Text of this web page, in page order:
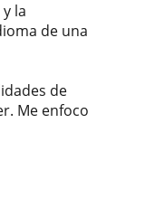
la
de una
de
Me enfoco